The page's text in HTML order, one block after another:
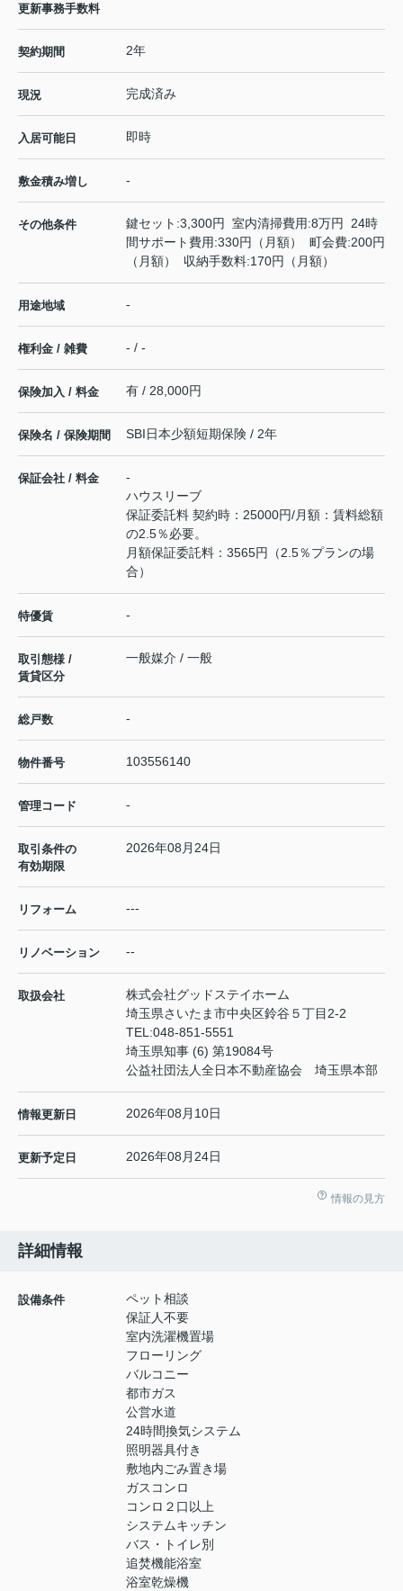
更新事務手数料
契約期間 2年
現況 完成済み
入居可能日 即時
敷金積み増し -
その他条件
鍵セット:3,300円 室内清掃費用:8万円 24時
間サポート費用:330円（月額） 町会費:200円
（月額） 収納手数料:170円（月額）
用途地域 -
権利金 / 雑費 - / -
保険加入 / 料金 有 / 28,000円
保険名 / 保険期間 SBI日本少額短期保険 / 2年
保証会社 / 料金
-
ハウスリーブ
保証委託料 契約時：25000円/月額：賃料総額
の2.5％必要。
月額保証委託料：3565円（2.5％プランの場
合）
特優賃 -
取引態様 /
賃貸区分
一般媒介 / 一般
総戸数 -
物件番号 103556140
管理コード -
取引条件の
有効期限
2026年08月24日
リフォーム ---
リノベーション --
取扱会社
株式会社グッドステイホーム
埼玉県さいたま市中央区鈴谷５丁目2-2
TEL:048-851-5551
埼玉県知事 (6) 第19084号
公益社団法人全日本不動産協会 埼玉県本部
情報更新日 2026年08月10日
更新予定日 2026年08月24日
情報の見方
詳細情報
設備条件
ペット相談
保証人不要
室内洗濯機置場
フローリング
バルコニー
都市ガス
公営水道
24時間換気システム
照明器具付き
敷地内ごみ置き場
ガスコンロ
コンロ２口以上
システムキッチン
バス・トイレ別
追焚機能浴室
浴室乾燥機